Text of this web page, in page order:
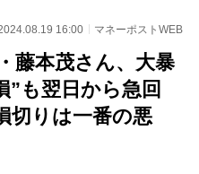
16:00 マネーポストWEB
藤本茂さん、大暴
”も翌日から急回
りは一番の悪